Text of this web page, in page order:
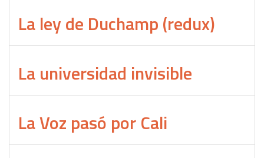
La ley de Duchamp (redux)
La universidad invisible
La Voz pasó por Cali